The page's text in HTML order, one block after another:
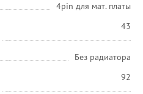
4pin для мат. платы
43
Без радиатора
92